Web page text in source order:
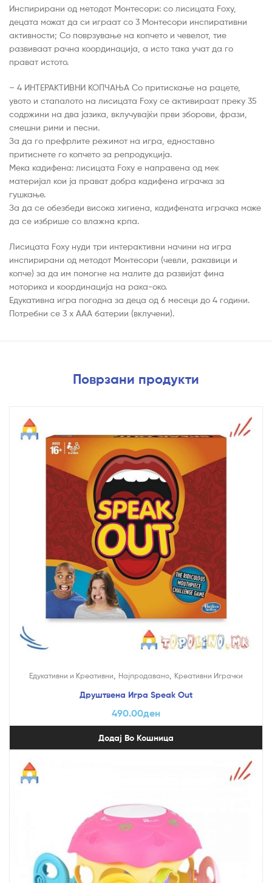
Инспирирани од методот Монтесори: со лисицата Foxy,
децата можат да си играат со 3 Монтесори инспиративни
активности; Со поврзување на копчето и чевелот, тие
развиваат рачна координација, а исто така учат да го
прават истото.
– 4 ИНТЕРАКТИВНИ КОПЧАЊА Со притискање на рацете,
увото и стапалото на лисицата Foxy се активираат преку 35
содржини на два јазика, вклучувајќи први зборови, фрази,
смешни рими и песни.
За да го префрлите режимот на игра, едноставно
притиснете го копчето за репродукција.
Мека кадифена: лисицата Foxy е направена од мек
материјал кои ја прават добра кадифена играчка за
гушкање.
За да се обезбеди висока хигиена, кадифената играчка може
да се избрише со влажна крпа.
Лисицата Foxy нуди три интерактивни начини на игра
инспирирани од методот Монтесори (чевли, ракавици и
копче) за да им помогне на малите да развијат фина
моторика и координација на рака-око.
Едукативна игра погодна за деца од 6 месеци до 4 години.
Потребни се 3 x AAA батерии (вклучени).
Поврзани продукти
Едукативни и Креативни Најпродавано Креативни Играчки
Друштвена Игра Speak Out
490.00ден
Додај Во Кошница